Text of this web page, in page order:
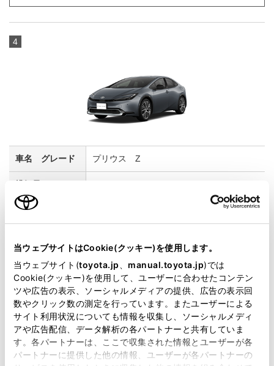
当ウェブサイトはCookie(クッキー)を使用します。
当ウェブサイト(toyota.jp manual.toyota.jp)では
Cookie(クッキー)を使用して、ユーザーに合わせたコンテン
ツや広告の表示、ソーシャルメディアの提供、広告の表示回
数やクリック数の測定を行っています。またユーザーによる
サイト利用状況についても情報を収集し、ソーシャルメディ
アや広告配信、データ解析の各パートナーと共有していま
す。各パートナーは、ここで収集された情報とユーザーが各
パートナーに提供した他の情報、ユーザーが各パートナーの
4
プリウス Z
試乗車予約
5